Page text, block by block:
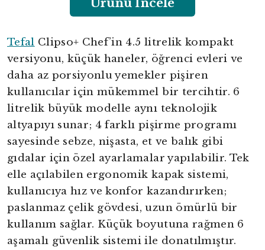
Tefal Clipso+ Chef’in 4.5 litrelik kompakt
versiyonu, küçük haneler, öğrenci evleri ve
daha az porsiyonlu yemekler pişiren
kullanıcılar için mükemmel bir tercihtir. 6
litrelik büyük modelle aynı teknolojik
altyapıyı sunar; 4 farklı pişirme programı
sayesinde sebze, nişasta, et ve balık gibi
gıdalar için özel ayarlamalar yapılabilir. Tek
elle açılabilen ergonomik kapak sistemi,
kullanıcıya hız ve konfor kazandırırken;
paslanmaz çelik gövdesi, uzun ömürlü bir
kullanım sağlar. Küçük boyutuna rağmen 6
aşamalı güvenlik sistemi ile donatılmıştır.